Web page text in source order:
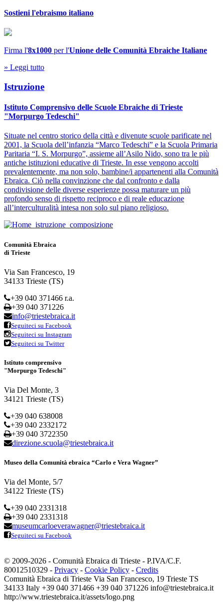
Sostieni l'ebraismo italiano
Firma l'8x1000 per l'Unione delle Comunità Ebraiche Italiane
» Leggi tutto
Istruzione
Istituto Comprensivo delle Scuole Ebraiche di Trieste
"Morpurgo Tedeschi"
Situate nel centro storico della città e divenute scuole parificate nel
2001, la Scuola dell’infanzia “Marco Tedeschi” e la Scuola Primaria
Paritaria “I. S. Morpurgo”, assieme all’Asilo Nido, sono tra le più
antiche istituzioni educative di Trieste. In esse vengono accolti
prevalentemente, ma non solo, bambine/i appartenenti alla Comunità
Ebraica. Ciò nella convinzione che dal confronto e dalla
condivisione delle diverse esperienze possa maturare un più
profondo senso di rispetto reciproco e di reale educazione
all’interculturalità intesa non solo sul piano religioso.
Comunità Ebraica
di Trieste
Via San Francesco, 19
34133 Trieste (TS)
+39 040 371466 r.a.
+39 040 371226
info@triestebraica.it
Seguiteci su Facebook
Seguiteci su Instagram
Seguiteci su Twitter
Istituto comprensivo
"Morpurgo Tedeschi"
Via Del Monte, 3
34121 Trieste (TS)
+39 040 638008
+39 040 2332172
+39 040 3722350
direzione.scuola@triestebraica.it
Museo della Comunità ebraica “Carlo e Vera Wagner”
Via del Monte, 5/7
34122 Trieste (TS)
+39 040 2331318
+39 040 2331318
museumcarloeverawagner@triestebraica.it
Seguiteci su Facebook
© 2009-2026 - Comunità Ebraica di Trieste - P.IVA/C.F.
80012510329 - Privacy - Cookie Policy - Credits
Comunità Ebraica di Trieste Via San Francesco, 19 Trieste TS
34133 Italy +39 040 371466 +39 040 371226 info@triestebraica.it
http://www.triestebraica.it/assets/logo.png